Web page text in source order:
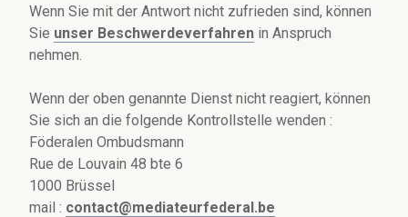
Wenn Sie mit der Antwort nicht zufrieden sind, können
Sie unser Beschwerdeverfahren in Anspruch
nehmen.
Wenn der oben genannte Dienst nicht reagiert, können
Sie sich an die folgende Kontrollstelle wenden :
Föderalen Ombudsmann
Rue de Louvain 48 bte 6
1000 Brüssel
mail : contact@mediateurfederal.be